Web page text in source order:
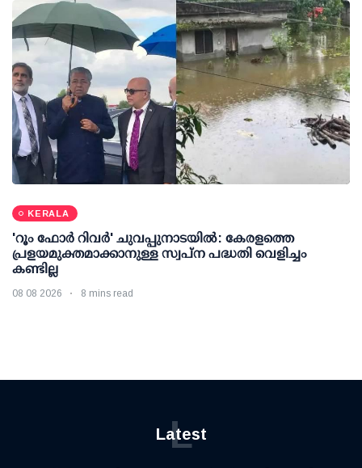
KERALA
'റൂം ഫോര്‍ റിവര്‍' ചുവപ്പുനാടയില്‍: കേരളത്തെ
പ്രളയമുക്തമാക്കാനുള്ള സ്വപ്ന പദ്ധതി വെളിച്ചം
കണ്ടില്ല
08 08 2026 8 mins read
Latest
L